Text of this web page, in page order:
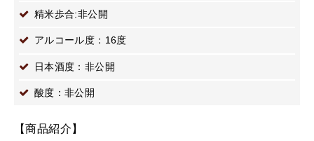
精米歩合:非公開
アルコール度：16度
日本酒度：非公開
酸度：非公開
【商品紹介】